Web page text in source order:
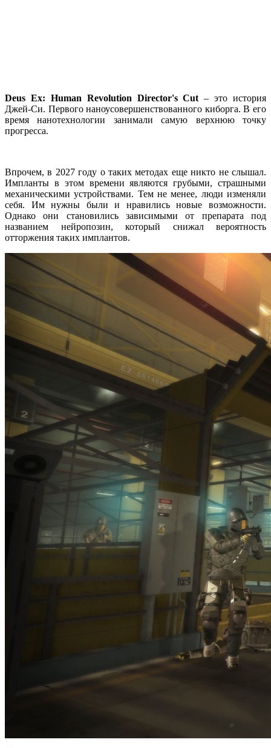
Deus Ex: Human Revolution Director's Cut – это история
Джей-Си. Первого наноусовершенствованного киборга. В его
время нанотехнологии занимали самую верхнюю точку
прогресса.
Впрочем, в 2027 году о таких методах еще никто не слышал.
Импланты в этом времени являются грубыми, страшными
механическими устройствами. Тем не менее, люди изменяли
себя. Им нужны были и нравились новые возможности.
Однако они становились зависимыми от препарата под
названием нейропозин, который снижал вероятность
отторжения таких имплантов.